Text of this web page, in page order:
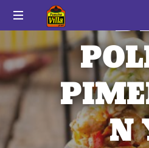
Pancho
Villa
Auténtico
sabor
a
México
N